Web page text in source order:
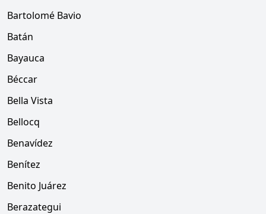
Bartolomé Bavio
Batán
Bayauca
Béccar
Bella Vista
Bellocq
Benavídez
Benítez
Benito Juárez
Berazategui